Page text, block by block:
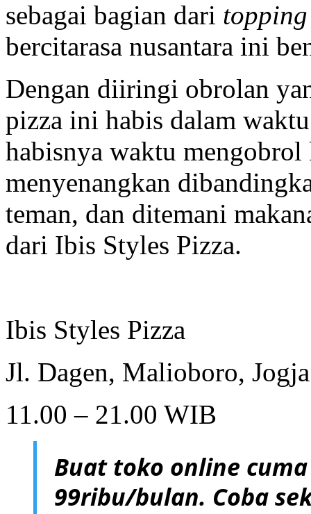
sebagai bagian dari
bercitarasa nusantara ini
Dengan diiringi obrolan
pizza ini habis dalam
habisnya waktu
menyenangkan
teman, dan ditemani
dari Ibis Styles Pizza.
Ibis Styles Pizza
Jl. Dagen, Malioboro, Jogja
11.00 – 21.00 WIB
Buat toko online
99ribu/bulan. Coba